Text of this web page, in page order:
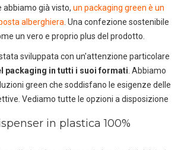
abbiamo già visto, un packaging green è un
alberghiera. Una confezione sostenibile
un vero e proprio plus del prodotto.
sviluppata con un'attenzione particolare
packaging in tutti i suoi formati. Abbiamo
green che soddisfano le esigenze delle
Vediamo tutte le opzioni a disposizione
in plastica 100%